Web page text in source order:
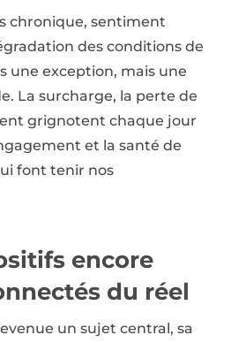
chronique, sentiment
des conditions de
une exception, mais une
La surcharge, la perte de
grignotent chaque jour
et la santé de
font tenir nos
encore
du réel
un sujet central, sa